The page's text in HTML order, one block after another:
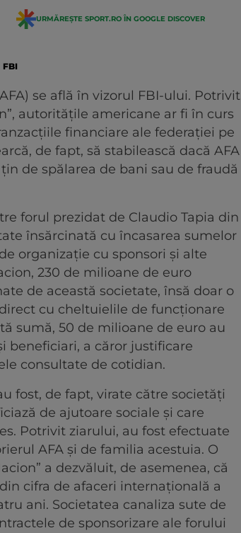
URMĂREȘTE SPORT.RO ÎN GOOGLE DISCOVER
FBI
se află în vizorul FBI-ului. Potrivit
autorităţile americane ar fi în curs
financiare ale federaţiei pe
de fapt, să stabilească dacă AFA
de spălarea de bani sau de fraudă
forul prezidat de Claudio Tapia din
însărcinată cu încasarea sumelor
organizaţie cu sponsori şi alte
230 de milioane de euro
de această societate, însă doar o
cu cheltuielile de funcţionare
sumă, 50 de milioane de euro au
beneficiari, a căror justificare
consultate de cotidian.
fost, de fapt, virate către societăţi
de ajutoare sociale şi care
Potrivit ziarului, au fost efectuate
AFA şi de familia acestuia. O
a dezvăluit, de asemenea, că
cifra de afaceri internaţională a
ani. Societatea canaliza sute de
de sponsorizare ale forului